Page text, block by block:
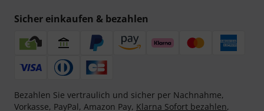
Sicher einkaufen & bezahlen
Bezahlen Sie vertraulich und sicher per Nachnahme,
Vorkasse, PayPal, Amazon Pay, Klarna Sofort bezahlen,